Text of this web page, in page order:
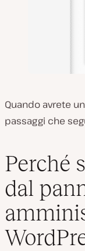
Quando avrete
passaggi che
Perché
dal